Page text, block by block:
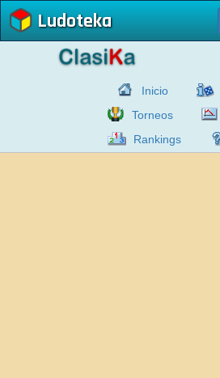
Ludoteka
Inicio
Torneos
Rankings